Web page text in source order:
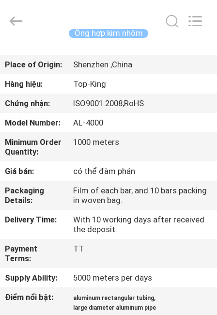
SẢN
PHẨM
VỀ
CHÚNG
CHUYẾN
QUAN
NHÀ
MÁY
KIỂM
Shenzhen
Jingji
Reserved.
Ống hợp kim nhôm
Place of Origin:
Shenzhen ,China
Hàng hiệu:
Top-King
Chứng nhận:
ISO9001:2008;RoHS
Model Number:
AL-4000
Minimum Order
Quantity:
1000 meters
Giá bán:
có thể đàm phán
Packaging
Details:
Film of each bar, and 10 bars packing
in woven bag.
Delivery Time:
With 10 working days after received
the deposit.
Payment
Terms:
TT
Supply Ability:
5000 meters per days
Điểm nổi bật:
aluminum rectangular tubing,
large diameter aluminum pipe